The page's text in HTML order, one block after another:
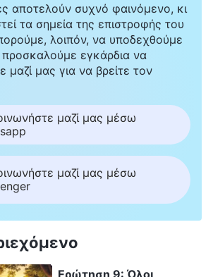
μεγάλα και τέρατα, ώστε να
και τους εκλεκτούς »
24). Επομένως, πιστεύουμε
μαρτυρείται ως η έλευση του
ψευδόχριστος και δεν
τον αναζητήσουμε και να τον
λάθος που το πιστεύουμε
αληθινή οδός. Υπάρχει κάποιο
κατανόησή μας γι’ αυτό;
αποτελούν συχνό φαινόμενο, κι
τα σημεία της επιστροφής του
λοιπόν, να υποδεχθούμε
εγκάρδια να
μαζί μας για να βρείτε τον
μαζί μας μέσω
μαζί μας μέσω
Ερώτηση 9: Όλοι